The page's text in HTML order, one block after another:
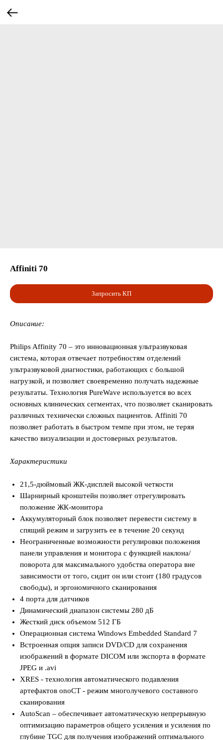
Affiniti 70
Запросить КП
Описание:
Philips Affinity 70 – это инновационная ультразвуковая
система, которая отвечает потребностям отделений
ультразвуковой диагностики, работающих с большой
нагрузкой, и позволяет своевременно получать надежные
результаты. Технология PureWave используется во всех
основных клинических сегментах, что позволяет сканировать
различных технически сложных пациентов. Affiniti 70
позволяет работать в быстром темпе при этом, не теряя
качество визуализации и достоверных результатов.
Характеристики
21,5-дюймовый ЖК-дисплей высокой четкости
Шарнирный кронштейн позволяет отрегулировать
положение ЖК-монитора
Аккумуляторный блок позволяет перевести систему в
спящий режим и загрузить ее в течение 20 секунд
Неограниченные возможности регулировки положения
панели управления и монитора с функцией наклона/
поворота для максимального удобства оператора вне
зависимости от того, сидит он или стоит (180 градусов
свободы), и эргономичного сканирования
4 порта для датчиков
Динамический диапазон системы 280 дБ
Жесткий диск объемом 512 ГБ
Операционная система Windows Embedded Standard 7
Встроенная опция записи DVD/CD для сохранения
изображений в формате DICOM или экспорта в формате
JPEG и .avi
XRES - технология автоматического подавления
артефактов onoCT - режим многолучевого составного
сканирования
AutoScan – обеспечивает автоматическую непрерывную
оптимизацию параметров общего усиления и усиления по
глубине TGC для получения изображений оптимального